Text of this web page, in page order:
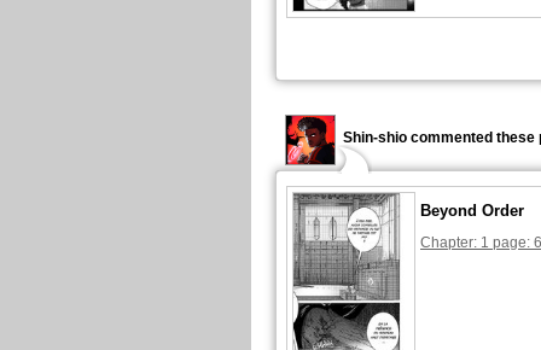
Shin-shio commented these
Beyond Order
Chapter: 1 page: 6